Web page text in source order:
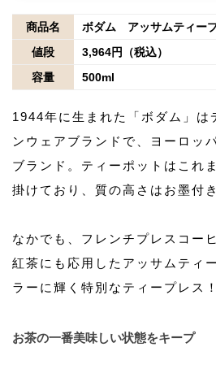
商品名
ボダム アッサムティー
値段
3,964円（税込）
容量
500ml
1944年に生まれた「ボダム」は
ンウェアブランドで、ヨーロッ
ブランド。ティーポットはこれ
掛けており、質の高さはお墨付
なかでも、フレンチプレスコー
紅茶にも応用したアッサムティ
ラーに輝く特別なティープレス！
お茶の一番美味しい状態をキープ